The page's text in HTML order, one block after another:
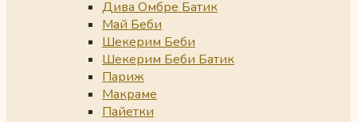
Дива Омбре Батик
Май Беби
Шекерим Беби
Шекерим Беби Батик
Париж
Макраме
Пайетки